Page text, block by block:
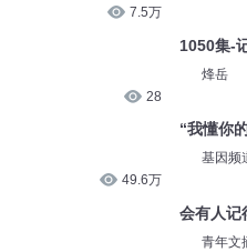
7.5万
28
49.6万
1050集-
烽岳
“我懂你
基因频
会有人记
青年文